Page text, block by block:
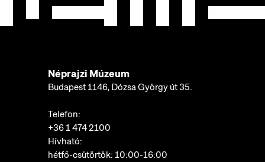
Néprajzi Múzeum
Budapest 1146, Dózsa György út 35.
Telefon:
+36 1 474 2100
Hívható:
hétfő-csütörtök: 10:00-16:00